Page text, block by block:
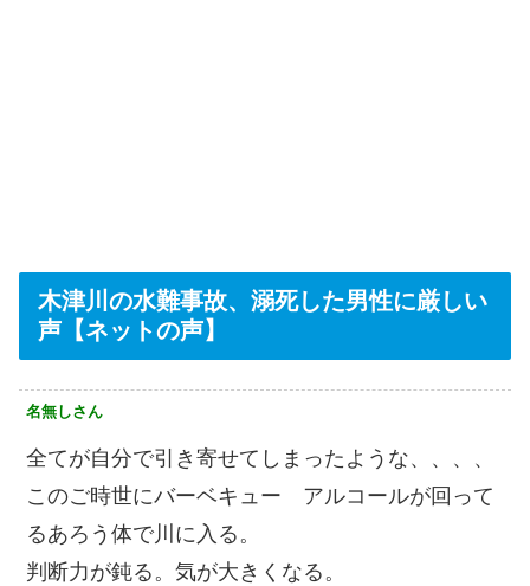
木津川の水難事故、溺死した男性に厳しい
声【ネットの声】
名無しさん
全てが自分で引き寄せてしまったような、、、、
このご時世にバーベキュー アルコールが回って
るあろう体で川に入る。
判断力が鈍る。気が大きくなる。